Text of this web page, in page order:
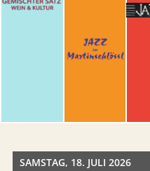
SAMSTAG, 18. JULI 2026